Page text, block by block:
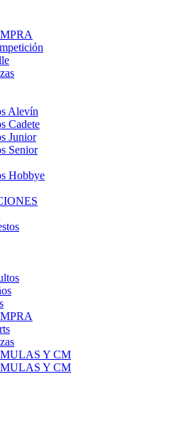
Alevín
Cadete
Junior
Senior
Hobbye
Y CM
Y CM